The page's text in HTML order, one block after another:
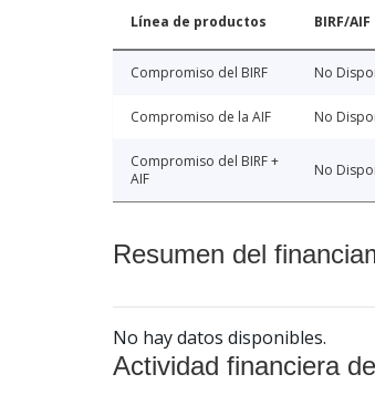
Línea de productos BIRF/AIF
Compromiso del BIRF No
Compromiso de la AIF No
Compromiso del BIRF +
AIF
No
Resumen del
No hay datos disponibles.
Actividad financiera